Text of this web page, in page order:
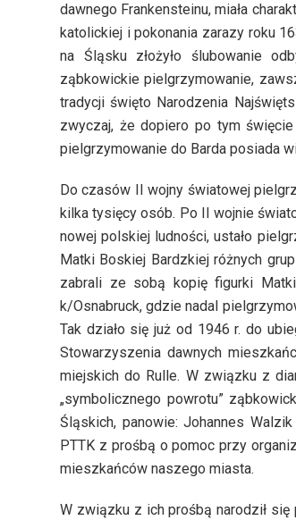
dawnego Frankensteinu, miała
katolickiej i pokonania zarazy roku
na Śląsku złożyło ślubowanie
ząbkowickie pielgrzymowanie,
tradycji święto Narodzenia
zwyczaj, że dopiero po tym
pielgrzymowanie do Barda posiada
Do czasów II wojny światowej
kilka tysięcy osób. Po II wojnie
nowej polskiej ludności, ustało
Matki Boskiej Bardzkiej różnych
zabrali ze sobą kopię figurki
k/Osnabruck, gdzie nadal
Tak działo się już od 1946 r. do
Stowarzyszenia dawnych
miejskich do Rulle. W związku z
„symbolicznego powrotu”
Śląskich, panowie: Johannes
PTTK z prośbą o pomoc przy
mieszkańców naszego miasta.
W związku z ich prośbą narodził